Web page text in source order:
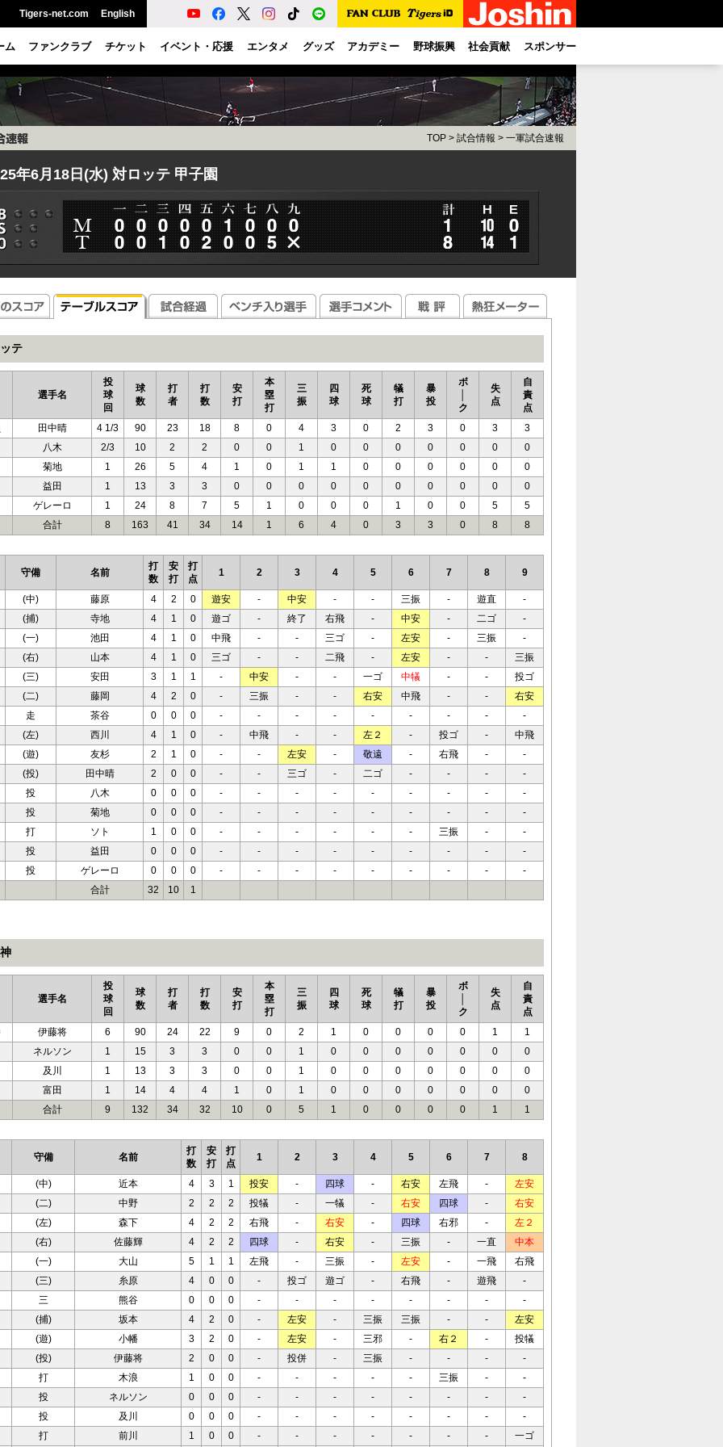
Tigers-net.com English
ム ファンクラブ チケット イベント・応援 エンタメ グッズ アカデミー 野球振興 社会貢献 スポンサー
TOP > 試合情報 > 一軍試合速報
年6月18日(水) 対ロッテ 甲子園
テ
選手名
投
球
回
球
数
打
者
打
数
安
打
本
塁
打
三
振
四
球
死
球
犠
打
暴
投
ボ
ク
失
点
自
責
点
田中晴 4 1/3 90 23 18 8 0 4 3 0 2 3 0 3
3
八木
2/3 10 2 2 0 0 1 0 0 0 0 0 0
0
菊地
1 26 5 4 1 0 1 1 0 0 0 0 0
0
益田
1 13 3 3 0 0 0 0 0 0 0 0 0
0
ゲレーロ
1 24 8 7 5 1 0 0 0 1 0 0 5
5
合計
8 163 41 34 14 1 6 4 0 3 3 0 8 8
守備 名前
打
数
安
打
打
点
1 2 3 4 5 6 7 8 9
(中) 藤原 4 2 0 遊安 - 中安 - - 三振 - 遊直
-
(捕) 寺地 4 1 0 遊ゴ - 終了 右飛 - 中安 - 二ゴ
-
(一) 池田 4 1 0 中飛 - - 三ゴ - 左安 - 三振
-
(右) 山本 4 1 0 三ゴ - - 二飛 - 左安 - -
三振
(三) 安田 3 1 1 - 中安 - - 一ゴ 中犠 - -
投ゴ
(二) 藤岡 4 2 0 - 三振 - - 右安 中飛 - -
右安
走
茶谷 0 0 0 - - - - - - - -
-
(左) 西川 4 1 0 - 中飛 - - 左２ - 投ゴ -
中飛
(遊) 友杉 2 1 0 - - 左安 - 敬遠 - 右飛 -
-
(投) 田中晴 2 0 0 - - 三ゴ - 二ゴ - - -
-
投
八木 0 0 0 - - - - - - - -
-
投
菊地 0 0 0 - - - - - - - -
-
打
ソト 1 0 0 - - - - - - 三振 -
-
投
益田 0 0 0 - - - - - - - -
-
投
ゲレーロ 0 0 0 - - - - - - - -
-
合計
32 10 1
選手名
投
球
回
球
数
打
者
打
数
安
打
本
塁
打
三
振
四
球
死
球
犠
打
暴
投
ボ
ク
失
点
自
責
点
伊藤将 6 90 24 22 9 0 2 1 0 0 0 0 1
1
ネルソン
1 15 3 3 0 0 1 0 0 0 0 0 0
0
及川
1 13 3 3 0 0 1 0 0 0 0 0 0
0
富田
1 14 4 4 1 0 1 0 0 0 0 0 0
0
合計
9 132 34 32 10 0 5 1 0 0 0 0 1 1
守備 名前
打
数
安
打
打
点
1 2 3 4 5 6 7 8
(中) 近本 4 3 1 投安 - 四球 - 右安 左飛 -
左安
(二) 中野 2 2 2 投犠 - 一犠 - 右安 四球 -
右安
(左) 森下 4 2 2 右飛 - 右安 - 四球 右邪 -
左２
(右) 佐藤輝 4 2 2 四球 - 右安 - 三振 - 一直
中本
(一) 大山 5 1 1 左飛 - 三振 - 左安 - 一飛
右飛
(三) 糸原 4 0 0 - 投ゴ 遊ゴ - 右飛 - 遊飛
-
三
熊谷 0 0 0 - - - - - - -
-
(捕) 坂本 4 2 0 - 左安 - 三振 三振 - -
左安
(遊) 小幡 3 2 0 - 左安 - 三邪 - 右２ -
投犠
(投) 伊藤将 2 0 0 - 投併 - 三振 - - -
-
打
木浪 1 0 0 - - - - - 三振 -
-
投
ネルソン 0 0 0 - - - - - - -
-
投
及川 0 0 0 - - - - - - -
-
打
前川 1 0 0 - - - - - - - 一ゴ